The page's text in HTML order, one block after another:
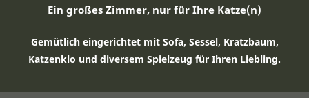
Ein großes Zimmer, nur für Ihre Katze(n)
Gemütlich eingerichtet mit Sofa, Sessel, Kratzbaum,
Katzenklo und diversem Spielzeug für Ihren Liebling.